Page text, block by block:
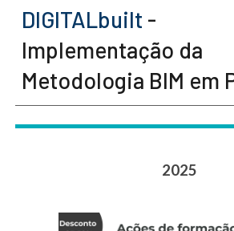
DIGITALbuilt -
Implementação da
Metodologia BIM em
2025